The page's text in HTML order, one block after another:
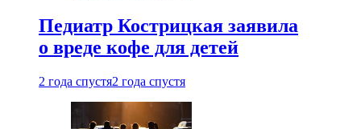
Педиатр Кострицкая заявила
о вреде кофе для детей
2 года спустя2 года спустя